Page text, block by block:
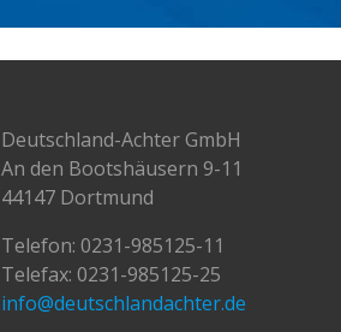
Deutschland-Achter GmbH
An den Bootshäusern 9-11
44147 Dortmund
Telefon: 0231-985125-11
Telefax: 0231-985125-25
info@deutschlandachter.de